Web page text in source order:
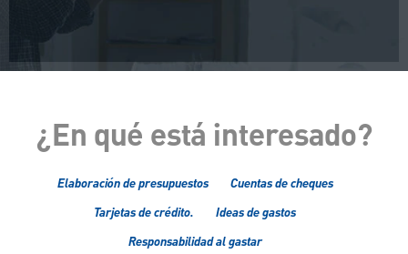
¿En qué está interesado?
Elaboración de presupuestos
Cuentas de cheques
Tarjetas de crédito.
Ideas de gastos
Responsabilidad al gastar